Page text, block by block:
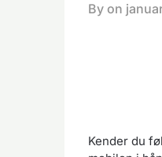
By on
Kender du